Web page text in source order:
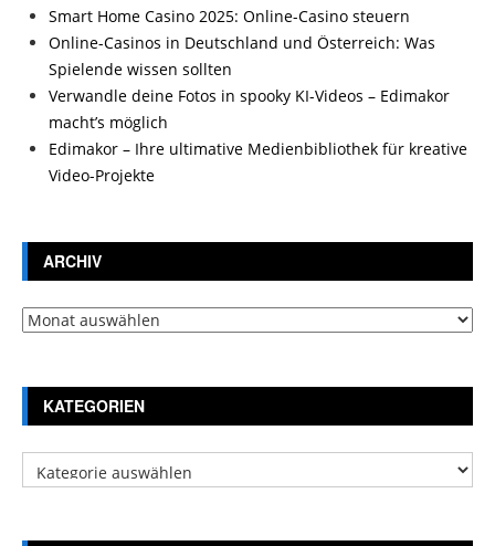
Smart Home Casino 2025: Online-Casino steuern
Online-Casinos in Deutschland und Österreich: Was
Spielende wissen sollten
Verwandle deine Fotos in spooky KI-Videos – Edimakor
macht’s möglich
Edimakor – Ihre ultimative Medienbibliothek für kreative
Video-Projekte
ARCHIV
Archiv
KATEGORIEN
Kategorien